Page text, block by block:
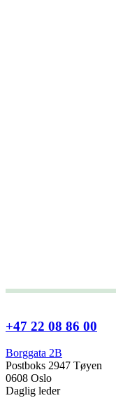
+47 22 08 86 00
Borggata 2B
Postboks 2947 Tøyen
0608 Oslo
Daglig leder